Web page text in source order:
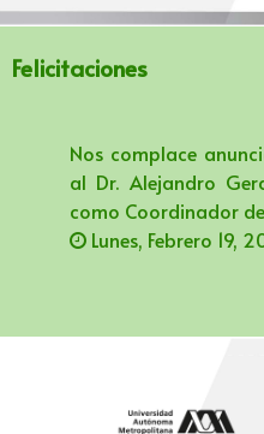
Felicitaciones
Nos complace
al Dr. Alejandro
como Coordinador
Lunes, Febrero 19,